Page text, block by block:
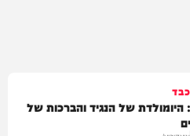
היומולדת של הנגיד והברכות של